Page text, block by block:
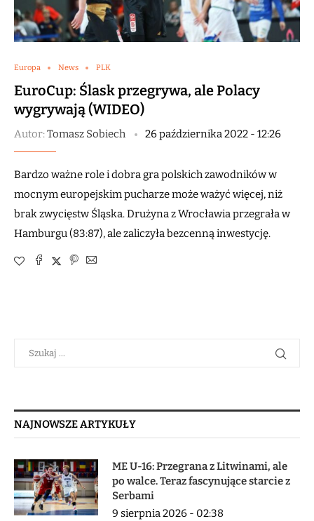
Europa News PLK
EuroCup: Ślask przegrywa, ale Polacy
wygrywają (WIDEO)
Autor:Tomasz Sobiech 26 października 2022 - 12:26
Bardzo ważne role i dobra gra polskich zawodników w
mocnym europejskim pucharze może ważyć więcej, niż
brak zwycięstw Śląska. Drużyna z Wrocławia przegrała w
Hamburgu (83:87), ale zaliczyła bezcenną inwestycję.
NAJNOWSZE ARTYKUŁY
ME U-16: Przegrana z Litwinami, ale
po walce. Teraz fascynujące starcie z
Serbami
9 sierpnia 2026 - 02:38